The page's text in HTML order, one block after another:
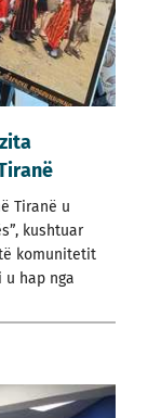
Tiranë u
kushtuar
komunitetit
u hap nga